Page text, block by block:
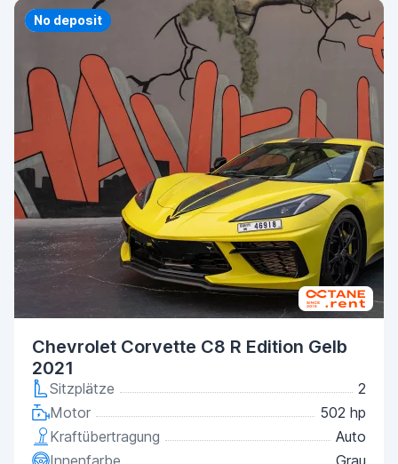
Priority
No deposit
Chevrolet Corvette C8 R Edition Gelb
2021
Sitzplätze
2
Motor
502 hp
Kraftübertragung
Auto
Innenfarbe
Grau